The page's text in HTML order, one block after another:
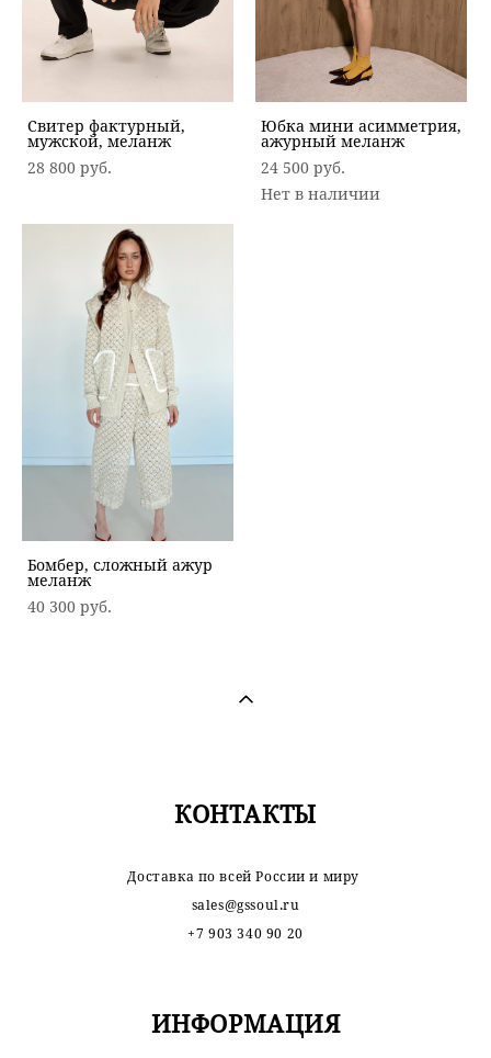
Свитер фактурный,
мужской, меланж
28 800 pуб.
Юбка мини асимметрия,
ажурный меланж
24 500 pуб.
Нет в наличии
Бомбер, сложный ажур
меланж
40 300 pуб.
КОНТАКТЫ
Доставка по всей России и миру
sales@gssoul.ru
+7 903 340 90 20
ИНФОРМАЦИЯ